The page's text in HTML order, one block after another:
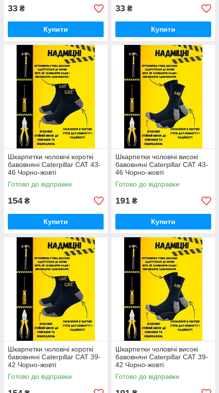
33 ₴
Купити
33 ₴
Купити
Шкарпетки чоловічі короткі
бавовняні Caterpillar CAT 43-
46 Чорно-жовті
Готово до відправки
154 ₴
Купити
Шкарпетки чоловічі високі
бавовняні Caterpillar CAT 43-
46 Чорно-жовті
Готово до відправки
191 ₴
Купити
Шкарпетки чоловічі короткі
бавовняні Caterpillar CAT 39-
42 Чорно-жовті
Готово до відправки
Шкарпетки чоловічі високі
бавовняні Caterpillar CAT 39-
42 Чорно-жовті
Готово до відправки